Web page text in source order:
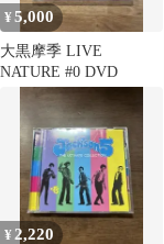
¥5,000
大黒摩季 LIVE
NATURE #0 DVD
¥ 2,220